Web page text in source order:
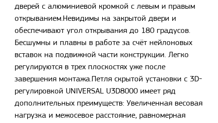
дверей с алюминиевой кромкой с левым и правым
открыванием.Невидимы на закрытой двери и
обеспечивают угол открывания до 180 градусов.
Бесшумны и плавны в работе за счёт нейлоновых
вставок на подвижной части конструкции. Легко
регулируются в трех плоскостях уже после
завершения монтажа.Петля скрытой установки с 3D-
регулировкой UNIVERSAL U3D8000 имеет ряд
дополнительных преимуществ: Увеличенная весовая
нагрузка и межосевое расстояние, равномерная